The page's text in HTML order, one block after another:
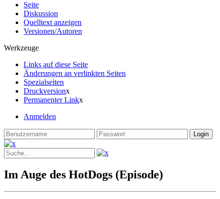
Seite
Diskussion
Quelltext anzeigen
Versionen/Autoren
Werkzeuge
Links auf diese Seite
Änderungen an verlinkten Seiten
Spezialseiten
Druckversionx
Permanenter Linkx
Anmelden
Im Auge des HotDogs (Episode)